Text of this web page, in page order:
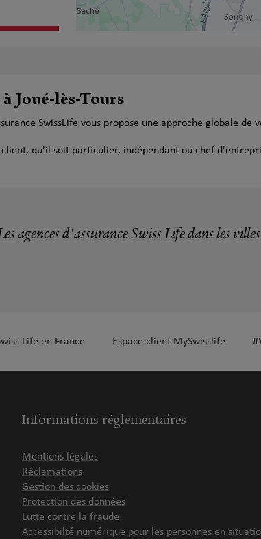
plus
plus
Joué-lès-Tours
SwissLife vous propose une approche globale
client, qu'il soit particulier, indépendant ou chef
agences d'assurance Swiss Life dans les
Life en France Espace client MySwisslife
Informations réglementaires
Mentions légales
Réclamations
Gestion des cookies
Protection des données
Lutte contre la fraude
Accessibilté numérique pour les personnes en